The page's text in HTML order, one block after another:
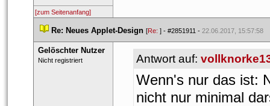
[zum Seitenanfang]
Re: Neues Applet-Design [Re: ] - #2851911 - 22.06.2017, 15:57:58
Gelöschter Nutzer
Nicht registriert Antwort auf:
Wenn's nur das ist:
nicht nur minimal